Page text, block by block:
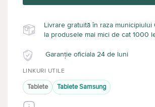
Livrare gratuită în raza municipiului
la produsele mai mici de cat 1000
Garanție oficiala 24 de luni
LINKURI UTILE
Tablete Tablete Samsung